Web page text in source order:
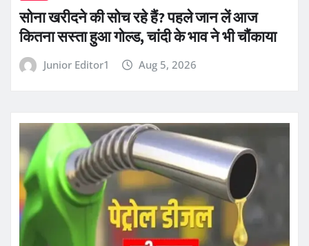
सोना खरीदने की सोच रहे हैं? पहले जान लें आज
कितना सस्ता हुआ गोल्ड, चांदी के भाव ने भी चौंकाया
Junior Editor1 Aug 5, 2026